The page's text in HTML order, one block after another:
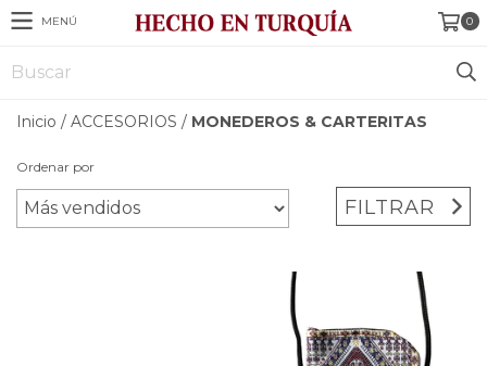
MENÚ 0
Inicio / ACCESORIOS / MONEDEROS & CARTERITAS
Ordenar por
FILTRAR